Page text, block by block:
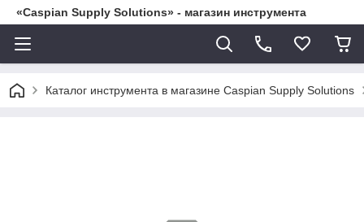
«Caspian Supply Solutions» - магазин инструмента
Каталог инструмента в магазине Caspian Supply Solutions